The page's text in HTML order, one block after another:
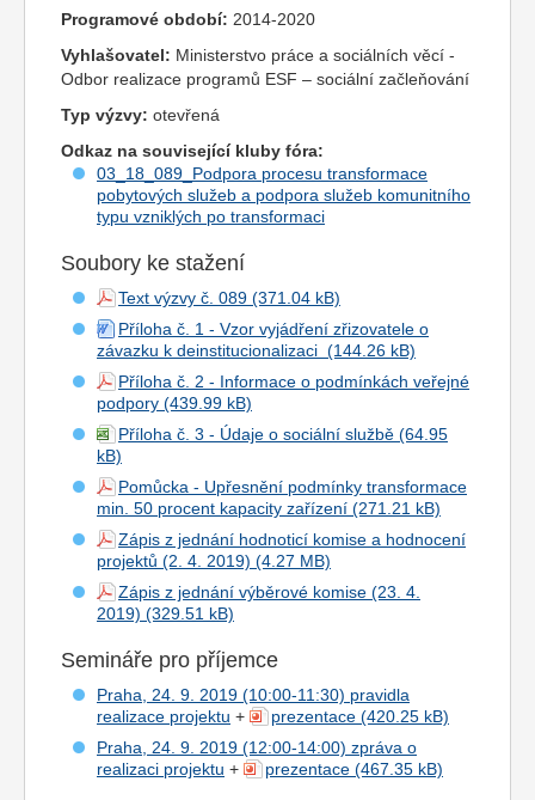
Programové období: 2014-2020
Vyhlašovatel: Ministerstvo práce a sociálních věcí -
Odbor realizace programů ESF – sociální začleňování
Typ výzvy: otevřená
Odkaz na související kluby fóra:
03_18_089_Podpora procesu transformace
pobytových služeb a podpora služeb komunitního
typu vzniklých po transformaci
Soubory ke stažení
Text výzvy č. 089
Příloha č. 1 - Vzor vyjádření zřizovatele o
závazku k deinstitucionalizaci
Příloha č. 2 - Informace o podmínkách veřejné
podpory
Příloha č. 3 - Údaje o sociální službě
Pomůcka - Upřesnění podmínky transformace
min. 50 procent kapacity zařízení
Zápis z jednání hodnoticí komise a hodnocení
projektů (2. 4. 2019)
Zápis z jednání výběrové komise (23. 4.
2019)
Semináře pro příjemce
Praha, 24. 9. 2019 (10:00-11:30) pravidla
realizace projektu +
prezentace
Praha, 24. 9. 2019 (12:00-14:00) zpráva o
realizaci projektu + prezentace